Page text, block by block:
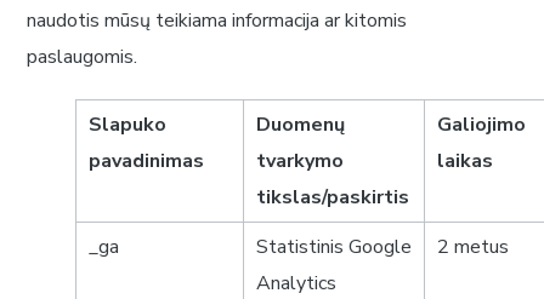
naudotis mūsų teikiama informacija ar kitomis
paslaugomis.
Slapuko
pavadinimas
Duomenų
tvarkymo
tikslas/paskirtis
Galiojimo
laikas
_ga
Statistinis Google
Analytics
2 metus